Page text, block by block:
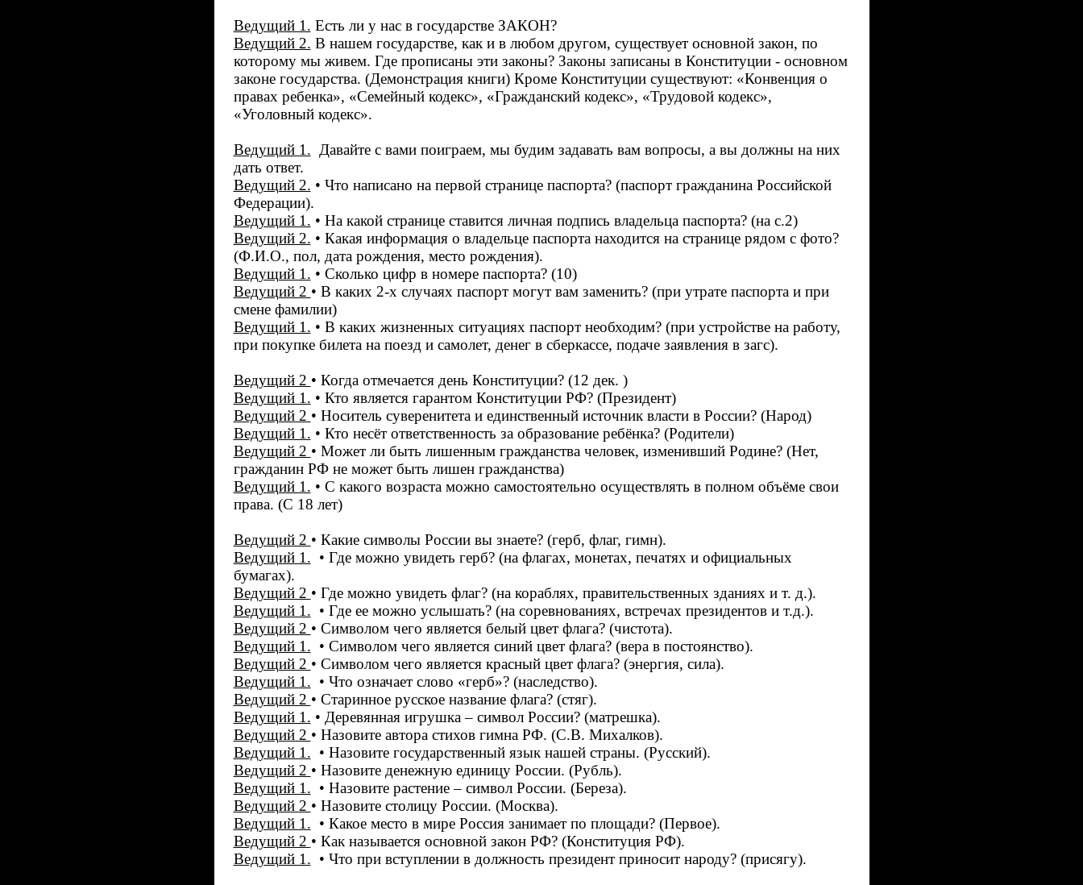
Ведущий 1. Есть ли у нас в государстве ЗАКОН?
Ведущий 2. В нашем государстве, как и в любом другом, существует основной закон, по
которому мы живем. Где прописаны эти законы? Законы записаны в Конституции - основном
законе государства. (Демонстрация книги) Кроме Конституции существуют: «Конвенция о
правах ребенка», «Семейный кодекс», «Гражданский кодекс», «Трудовой кодекс»,
«Уголовный кодекс».
Ведущий 1.
Давайте с вами поиграем, мы будим задавать вам вопросы, а вы должны на них
дать ответ.
Ведущий 2. • Что написано на первой странице паспорта? (паспорт гражданина Российской
Федерации).
Ведущий 1. • На какой странице ставится личная подпись владельца паспорта? (на с.2)
Ведущий 2. • Какая информация о владельце паспорта находится на странице рядом с фото?
(Ф.И.О., пол, дата рождения, место рождения).
Ведущий 1. • Сколько цифр в номере паспорта? (10)
Ведущий 2 • В каких 2-х случаях паспорт могут вам заменить? (при утрате паспорта и при
смене фамилии)
Ведущий 1. • В каких жизненных ситуациях паспорт необходим? (при устройстве на работу,
при покупке билета на поезд и самолет, денег в сберкассе, подаче заявления в загс).
Ведущий 2 • Когда отмечается день Конституции? (12 дек. )
Ведущий 1. • Кто является гарантом Конституции РФ? (Президент)
Ведущий 2 • Носитель суверенитета и единственный источник власти в России? (Народ)
Ведущий 1. • Кто несёт ответственность за образование ребёнка? (Родители)
Ведущий 2 • Может ли быть лишенным гражданства человек, изменивший Родине? (Нет,
гражданин РФ не может быть лишен гражданства)
Ведущий 1. • С какого возраста можно самостоятельно осуществлять в полном объёме свои
права. (С 18 лет)
Ведущий 2 • Какие символы России вы знаете? (герб, флаг, гимн).
Ведущий 1. • Где можно увидеть герб? (на флагах, монетах, печатях и официальных
бумагах).
Ведущий 2 • Где можно увидеть флаг? (на кораблях, правительственных зданиях и т. д.).
Ведущий 1. • Где ее можно услышать? (на соревнованиях, встречах президентов и т.д.).
Ведущий 2 • Символом чего является белый цвет флага? (чистота).
Ведущий 1. • Символом чего является синий цвет флага? (вера в постоянство).
Ведущий 2 • Символом чего является красный цвет флага? (энергия, сила).
Ведущий 1. • Что означает слово «герб»? (наследство).
Ведущий 2 • Старинное русское название флага? (стяг).
Ведущий 1. • Деревянная игрушка – символ России? (матрешка).
Ведущий 2 • Назовите автора стихов гимна РФ. (С.В. Михалков).
Ведущий 1. • Назовите государственный язык нашей страны. (Русский).
Ведущий 2 • Назовите денежную единицу России. (Рубль).
Ведущий 1. • Назовите растение – символ России. (Береза).
Ведущий 2 • Назовите столицу России. (Москва).
Ведущий 1. • Какое место в мире Россия занимает по площади? (Первое).
Ведущий 2 • Как называется основной закон РФ? (Конституция РФ).
Ведущий 1. • Что при вступлении в должность президент приносит народу? (присягу).